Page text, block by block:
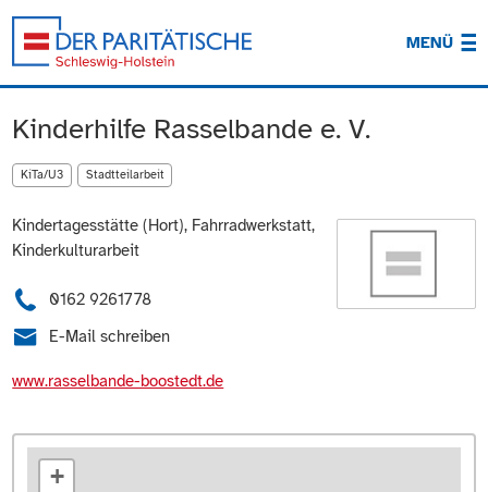
MENÜ
Kinderhilfe Rasselbande e. V.
KiTa/U3 Stadtteilarbeit
Kindertagesstätte (Hort), Fahrradwerkstatt,
Kinderkulturarbeit
0162 9261778
E-Mail schreiben
www.rasselbande-boostedt.de
+